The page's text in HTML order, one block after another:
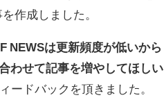
作成しました。
NEWSは更新頻度が低いから
わせて記事を増やしてほしい
ードバックを頂きました。